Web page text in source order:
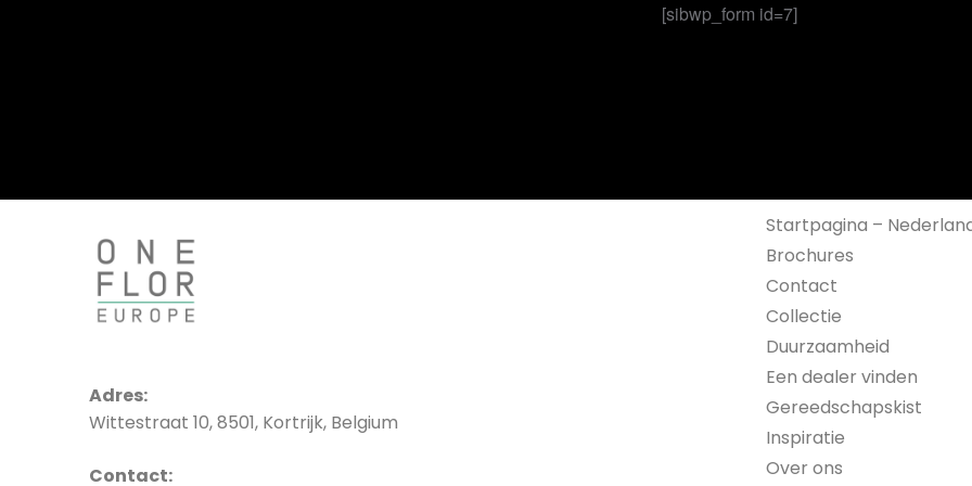
[sibwp_form id=7]
Adres:
Wittestraat 10, 8501, Kortrijk, Belgium
Contact:
Startpagina –
Brochures
Contact
Collectie
Duurzaamheid
Een dealer vinden
Gereedschapskist
Inspiratie
Over ons